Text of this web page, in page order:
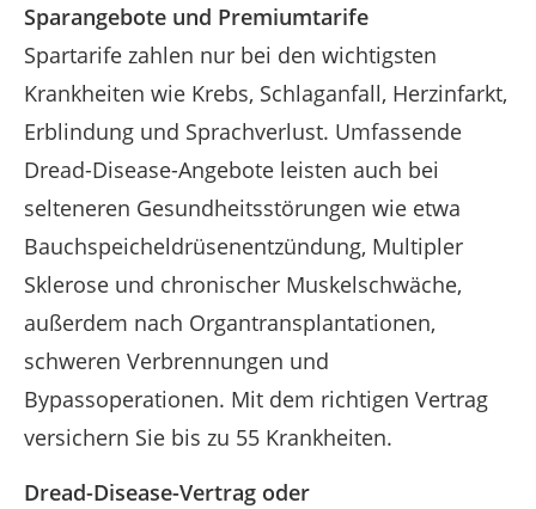
Sparangebote und Premiumtarife
Spartarife zahlen nur bei den wichtigsten
Krankheiten wie Krebs, Schlaganfall, Herzinfarkt,
Erblindung und Sprachverlust. Umfassende
Dread-Disease-Angebote leisten auch bei
selteneren Gesundheitsstörungen wie etwa
Bauchspeicheldrüsenentzündung, Multipler
Sklerose und chronischer Muskelschwäche,
außerdem nach Organtransplantationen,
schweren Verbrennungen und
Bypassoperationen. Mit dem richtigen Vertrag
versichern Sie bis zu 55 Krankheiten.
Dread-Disease-Vertrag oder